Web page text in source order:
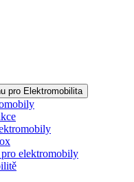
pro Elektromobilita
elektromobily